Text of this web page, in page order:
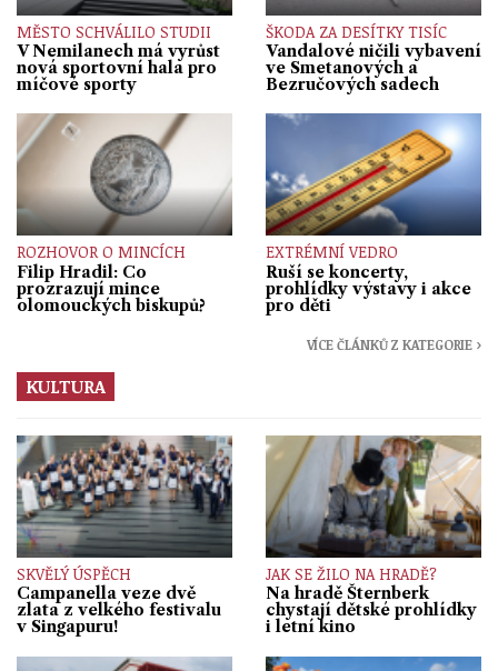
MĚSTO SCHVÁLILO STUDII
V Nemilanech má vyrůst
nová sportovní hala pro
míčové sporty
ŠKODA ZA DESÍTKY TISÍC
Vandalové ničili vybavení
ve Smetanových a
Bezručových sadech
ROZHOVOR O MINCÍCH
Filip Hradil: Co
prozrazují mince
olomouckých biskupů?
EXTRÉMNÍ VEDRO
Ruší se koncerty,
prohlídky výstavy i akce
pro děti
VÍCE ČLÁNKŮ Z KATEGORIE ›
KULTURA
SKVĚLÝ ÚSPĚCH
Campanella veze dvě
zlata z velkého festivalu
v Singapuru!
JAK SE ŽILO NA HRADĚ?
Na hradě Šternberk
chystají dětské prohlídky
i letní kino